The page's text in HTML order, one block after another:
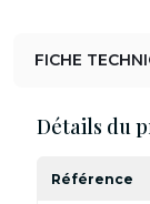
FICHE
Détails du
Référence